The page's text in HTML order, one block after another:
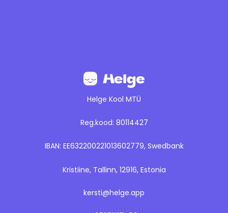
Helge Kool MTÜ
Reg.kood: 80114427
IBAN: EE632200221013602779, Swedbank
Kristiine, Tallinn, 12916, Estonia
kersti@helge.app